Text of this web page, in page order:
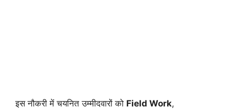
इस नौकरी में चयनित उम्मीदवारों को Field Work,